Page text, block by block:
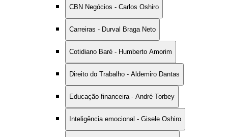
CBN Negócios - Carlos Oshiro
Carreiras - Durval Braga Neto
Cotidiano Baré - Humberto Amorim
Direito do Trabalho - Aldemiro Dantas
Educação financeira - André Torbey
Inteligência emocional - Gisele Oshiro